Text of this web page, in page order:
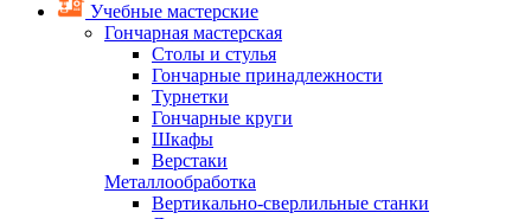
Учебные мастерские
Гончарная мастерская
Столы и стулья
Гончарные принадлежности
Турнетки
Гончарные круги
Шкафы
Верстаки
Металлообработка
Вертикально-сверлильные станки